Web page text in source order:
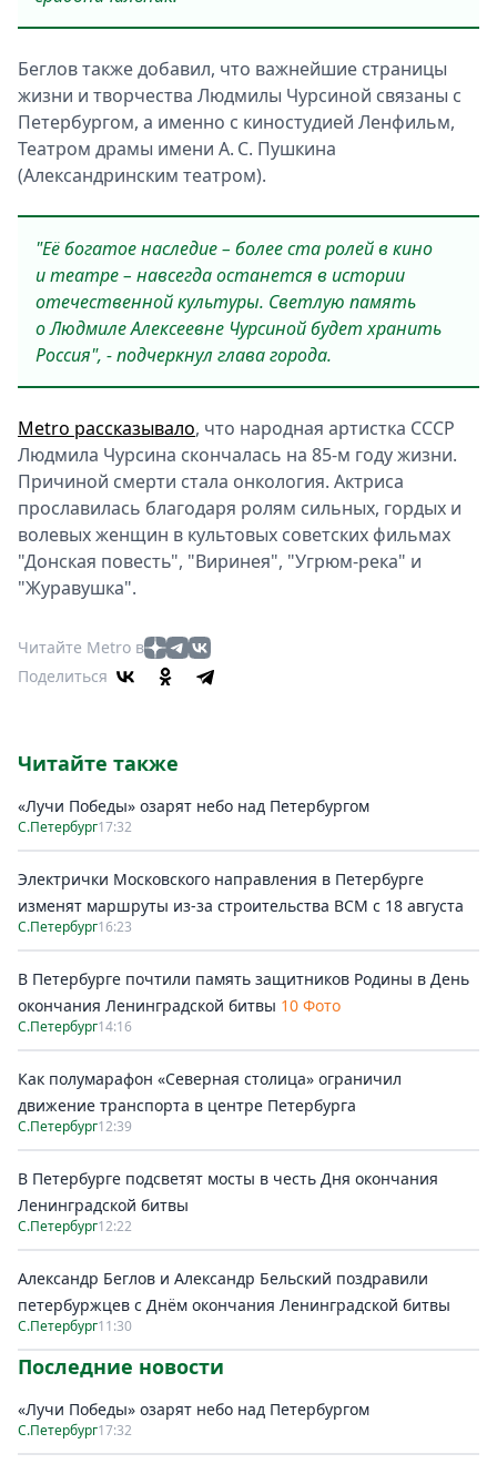
Беглов также добавил, что важнейшие страницы
жизни и творчества Людмилы Чурсиной связаны с
Петербургом, а именно с киностудией Ленфильм,
Театром драмы имени А. С. Пушкина
(Александринским театром).
"Её богатое наследие – более ста ролей в кино
и театре – навсегда останется в истории
отечественной культуры. Светлую память
о Людмиле Алексеевне Чурсиной будет хранить
Россия", - подчеркнул глава города.
Metro рассказывало, что народная артистка СССР
Людмила Чурсина скончалась на 85-м году жизни.
Причиной смерти стала онкология. Актриса
прославилась благодаря ролям сильных, гордых и
волевых женщин в культовых советских фильмах
"Донская повесть", "Виринея", "Угрюм-река" и
"Журавушка".
Читайте Metro в
Поделиться
Читайте также
«Лучи Победы» озарят небо над Петербургом
С.Петербург17:32
Электрички Московского направления в Петербурге
изменят маршруты из-за строительства ВСМ с 18 августа
С.Петербург16:23
В Петербурге почтили память защитников Родины в День
окончания Ленинградской битвы 10 Фото
С.Петербург14:16
Как полумарафон «Северная столица» ограничил
движение транспорта в центре Петербурга
С.Петербург12:39
В Петербурге подсветят мосты в честь Дня окончания
Ленинградской битвы
С.Петербург12:22
Александр Беглов и Александр Бельский поздравили
петербуржцев с Днём окончания Ленинградской битвы
С.Петербург11:30
Последние новости
«Лучи Победы» озарят небо над Петербургом
С.Петербург17:32